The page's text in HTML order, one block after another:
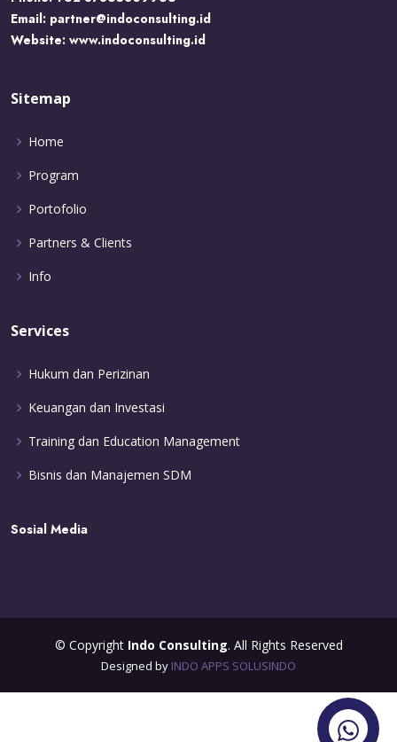
Email: partner@indoconsulting.id
Website: www.indoconsulting.id
Sitemap
Home
Program
Portofolio
Partners & Clients
Info
Services
Hukum dan Perizinan
Keuangan dan Investasi
Training dan Education Management
Bisnis dan Manajemen SDM
Sosial Media
© Copyright Indo Consulting. All Rights Reserved
Designed by INDO APPS SOLUSINDO